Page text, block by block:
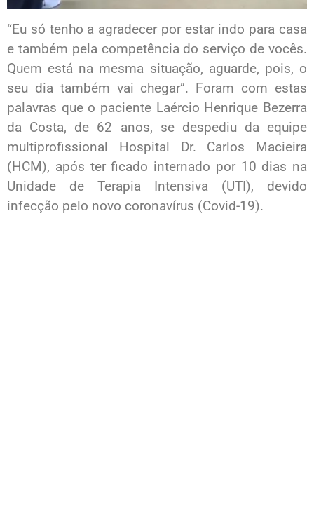
“Eu só tenho a agradecer por estar indo para casa
e também pela competência do serviço de vocês.
Quem está na mesma situação, aguarde, pois, o
seu dia também vai chegar”. Foram com estas
palavras que o paciente Laércio Henrique Bezerra
da Costa, de 62 anos, se despediu da equipe
multiprofissional Hospital Dr. Carlos Macieira
(HCM), após ter ficado internado por 10 dias na
Unidade de Terapia Intensiva (UTI), devido
infecção pelo novo coronavírus (Covid-19).